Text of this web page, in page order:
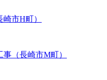
市H町）
（長崎市M町）